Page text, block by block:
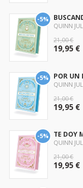
-5%
QUINN
21,00 €
19,95 €
-5% POR UN
QUINN
21,00 €
19,95 €
-5% TE DOY
QUINN
21,00 €
19,95 €